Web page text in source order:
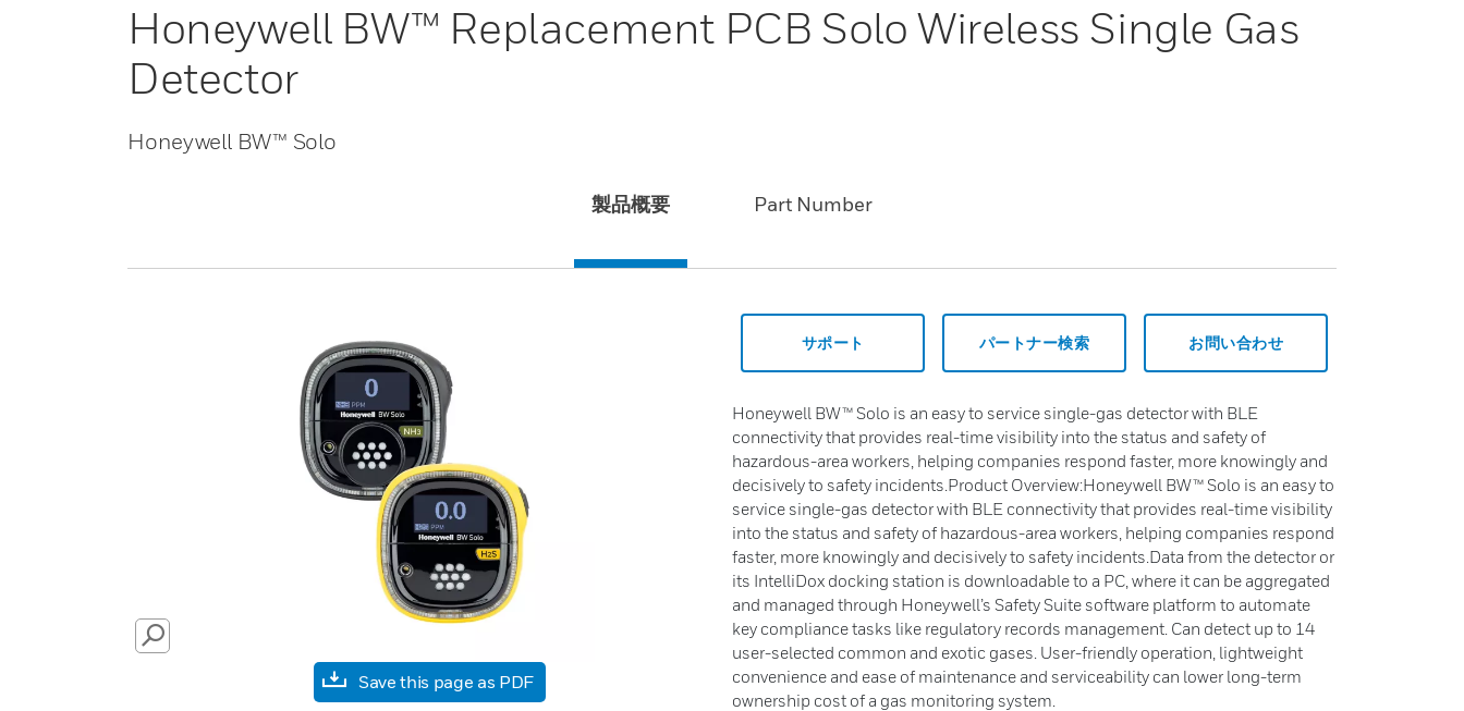
Honeywell BW™ Replacement PCB Solo Wireless Single Gas
Detector
Honeywell BW™ Solo
製品概要 Part Number
SEARCH
Save this page as PDF
サポート パートナー検索 お問い合わせ
Honeywell BW™ Solo is an easy to service single-gas detector with BLE
connectivity that provides real-time visibility into the status and safety of
hazardous-area workers, helping companies respond faster, more knowingly and
decisively to safety incidents.Product Overview:Honeywell BW™ Solo is an easy to
service single-gas detector with BLE connectivity that provides real-time visibility
into the status and safety of hazardous-area workers, helping companies respond
faster, more knowingly and decisively to safety incidents.Data from the detector or
its IntelliDox docking station is downloadable to a PC, where it can be aggregated
and managed through Honeywell’s Safety Suite software platform to automate
key compliance tasks like regulatory records management. Can detect up to 14
user-selected common and exotic gases. User-friendly operation, lightweight
convenience and ease of maintenance and serviceability can lower long-term
ownership cost of a gas monitoring system.